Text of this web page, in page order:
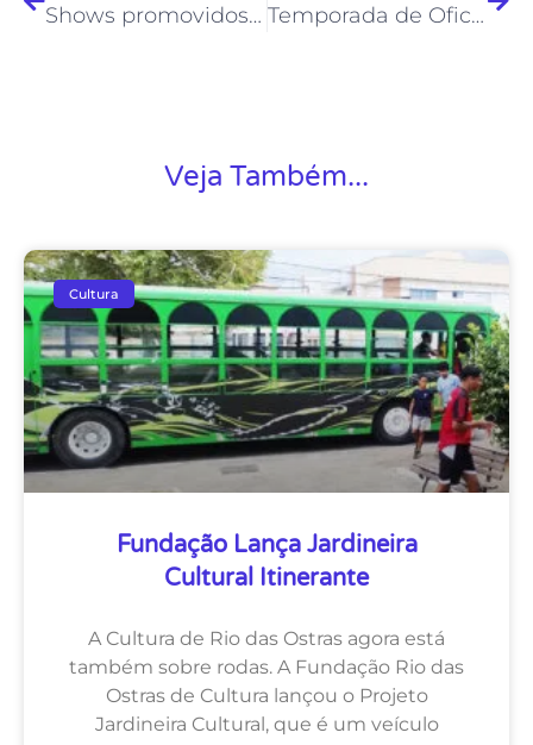
Shows promovidos pela Froc vão movimentar Rio das Ostras no final de semana Temporada de Oficinas de Férias da Fundação de Cultura começa nesta terça em Rocha Leão
Veja Também...
Cultura
Fundação Lança Jardineira
Cultural Itinerante
A Cultura de Rio das Ostras agora está
também sobre rodas. A Fundação Rio das
Ostras de Cultura lançou o Projeto
Jardineira Cultural, que é um veículo